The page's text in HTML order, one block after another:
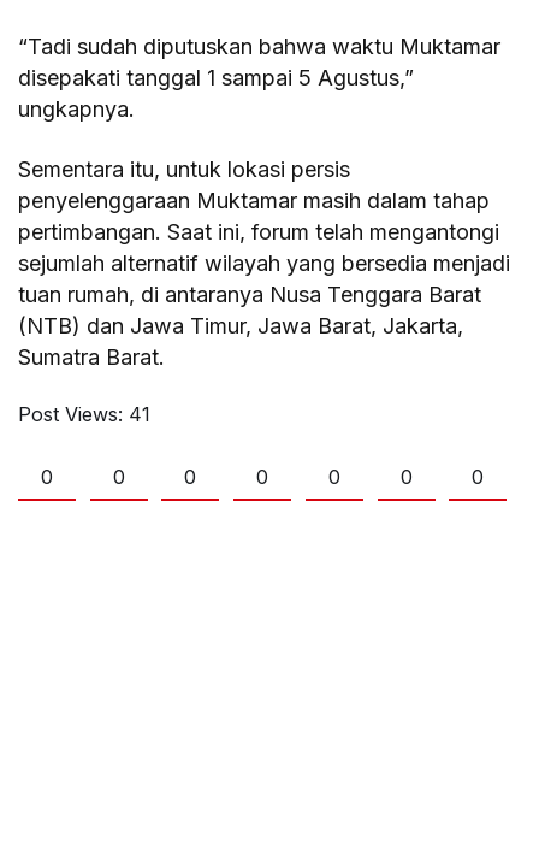
“Tadi sudah diputuskan bahwa waktu Muktamar
disepakati tanggal 1 sampai 5 Agustus,”
ungkapnya.
Sementara itu, untuk lokasi persis
penyelenggaraan Muktamar masih dalam tahap
pertimbangan. Saat ini, forum telah mengantongi
sejumlah alternatif wilayah yang bersedia menjadi
tuan rumah, di antaranya Nusa Tenggara Barat
(NTB) dan Jawa Timur, Jawa Barat, Jakarta,
Sumatra Barat.
Post Views: 41
0 0 0 0 0 0 0